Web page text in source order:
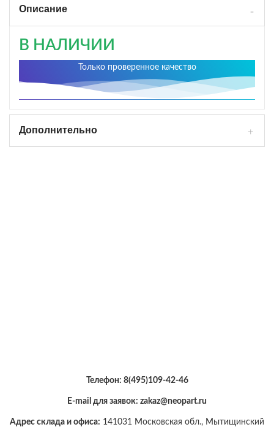
Описание
В НАЛИЧИИ
Только проверенное качество
Дополнительно
Телефон: 8(495)109-42-46
E-mail для заявок: zakaz@neopart.ru
Адрес склада и офиса: 141031 Московская обл., Мытищинский